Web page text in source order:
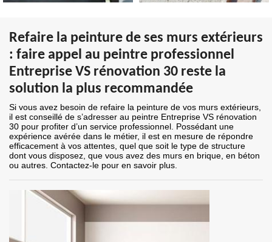
Refaire la peinture de ses murs extérieurs
: faire appel au peintre professionnel
Entreprise VS rénovation 30 reste la
solution la plus recommandée
Si vous avez besoin de refaire la peinture de vos murs extérieurs,
il est conseillé de s’adresser au peintre Entreprise VS rénovation
30 pour profiter d’un service professionnel. Possédant une
expérience avérée dans le métier, il est en mesure de répondre
efficacement à vos attentes, quel que soit le type de structure
dont vous disposez, que vous avez des murs en brique, en béton
ou autres. Contactez-le pour en savoir plus.